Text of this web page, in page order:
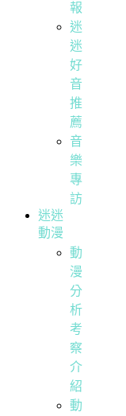
報
迷
迷
好
音
推
薦
音
樂
專
訪
迷迷
動漫
動
漫
分
析
考
察
介
紹
動